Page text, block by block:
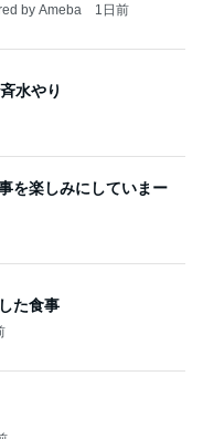
by Ameba 1日前
水やり
を楽しみにしていまー
た食事